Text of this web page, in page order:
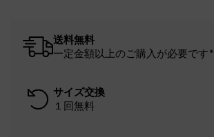
送料無料
一定金額以上のご購入が必要です*
サイズ交換
１回無料